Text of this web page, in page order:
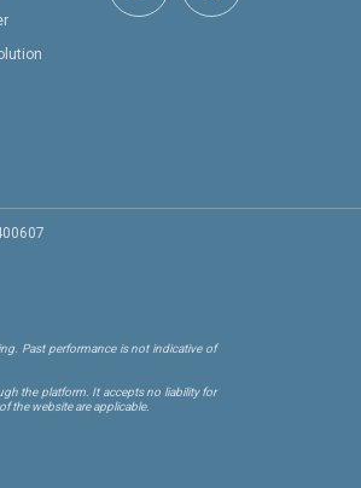
Past performance is not indicative of
the platform. It accepts no liability for
the website are applicable.